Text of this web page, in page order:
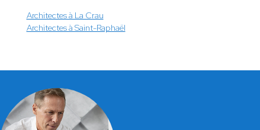
Architectes à La Crau
Architectes à Saint-Raphaël